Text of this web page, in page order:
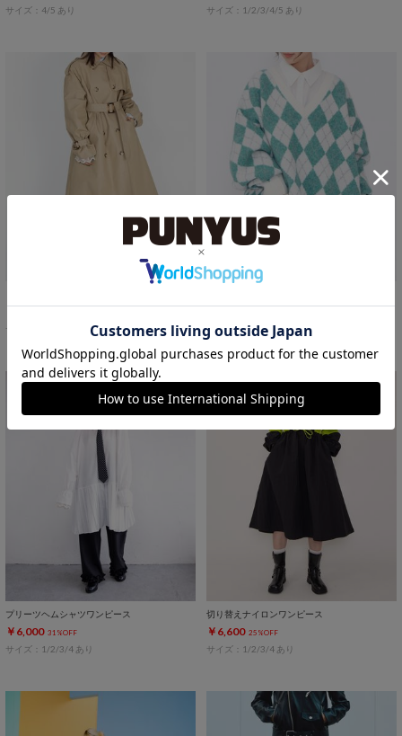
サイズ：4/5 あり サイズ：1/2/3/4/5 あり
サイズ：1/2/3/4/5 あり サイズ：1/2/3/4 あり
プリーツヘムシャツワンピース
￥6,000 31%OFF
サイズ：1/2/3/4 あり
切り替えナイロンワンピース
￥6,600 25%OFF
サイズ：1/2/3/4 あり